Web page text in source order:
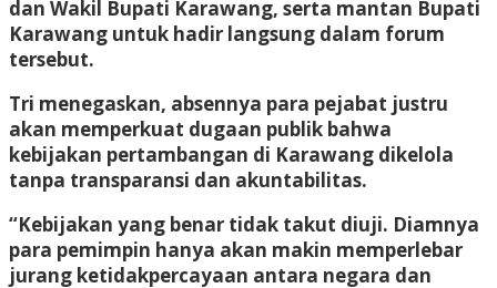
dan Wakil Bupati Karawang, serta mantan Bupati
Karawang untuk hadir langsung dalam forum
tersebut.
Tri menegaskan, absennya para pejabat justru
akan memperkuat dugaan publik bahwa
kebijakan pertambangan di Karawang dikelola
tanpa transparansi dan akuntabilitas.
“Kebijakan yang benar tidak takut diuji. Diamnya
para pemimpin hanya akan makin memperlebar
jurang ketidakpercayaan antara negara dan